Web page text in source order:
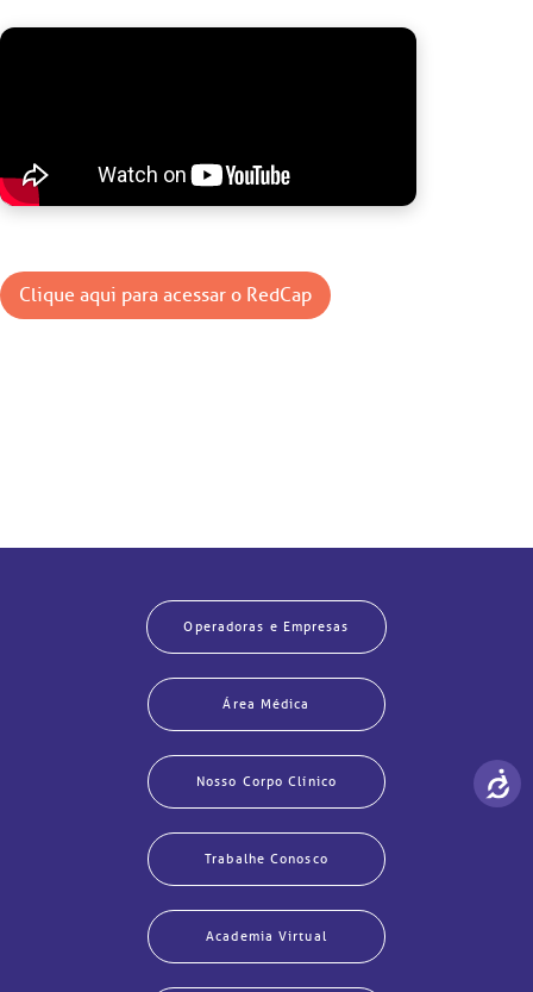
Clique aqui para acessar o RedCap
Operadoras e Empresas
Área Médica
Nosso Corpo Clínico
Trabalhe Conosco
Academia Virtual